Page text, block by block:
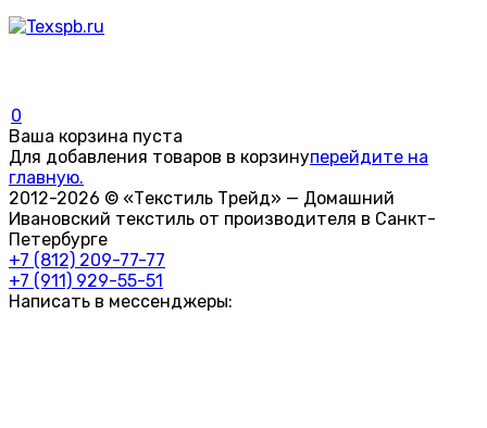
0
Ваша корзина пуста
Для добавления товаров в корзинуперейдите на
главную.
2012-2026 © «Текстиль Трейд» — Домашний
Ивановский текстиль от производителя в Санкт-
Петербурге
+7 (812) 209-77-77
+7 (911) 929-55-51
Написать в мессенджеры: